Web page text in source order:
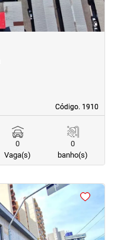
Código. 1910
Código. 1910
0
Vaga(s)
0
banho(s)